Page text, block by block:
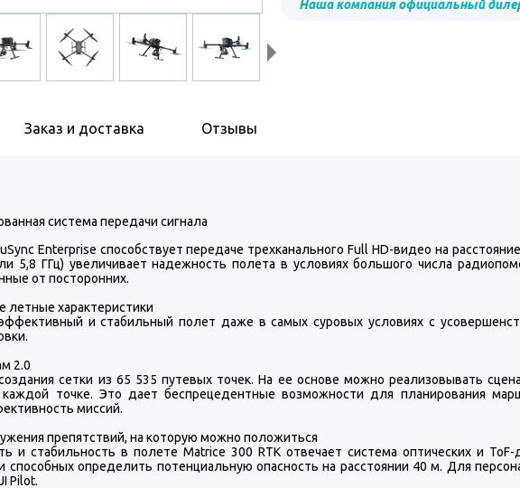
Наша компания официальный
Заказ и доставка Отзывы
система передачи сигнала
Enterprise способствует передаче трехканального Full HD-видео на
5,8 ГГц) увеличивает надежность полета в условиях большого числа
от посторонних.
летные характеристики
и стабильный полет даже в самых суровых условиях с
2.0
сетки из 65 535 путевых точек. На ее основе можно реализовывать
точке. Это дает беспрецедентные возможности для планирования
миссий.
препятствий, на которую можно положиться
и стабильность в полете Matrice 300 RTK отвечает система оптических и
способных определить потенциальную опасность на расстоянии 40 м. Для
Pilot.